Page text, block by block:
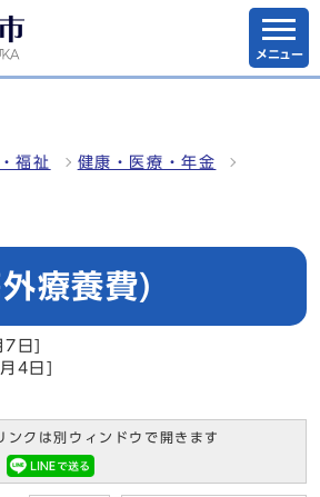
メニュー
福祉 健康・医療・年金
療養費)
日]
4日]
ンクは別ウィンドウで開きます